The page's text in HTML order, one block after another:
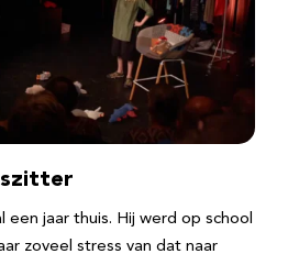
een jaar thuis. Hij werd op school
zoveel stress van dat naar